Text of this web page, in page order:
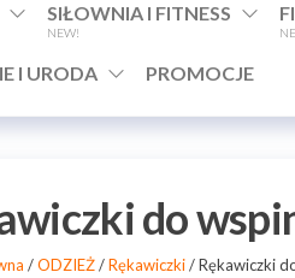
SIŁOWNIA I FITNESS
NEW!
I URODA PROMOCJE
do
/ODZIEŻ/Rękawiczki/ Rękawiczki